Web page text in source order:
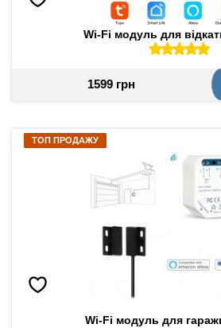
Wi-Fi модуль для
1599 грн
ТОП ПРОДАЖУ
ТОП ПРОДАЖУ
Wi-Fi модуль для